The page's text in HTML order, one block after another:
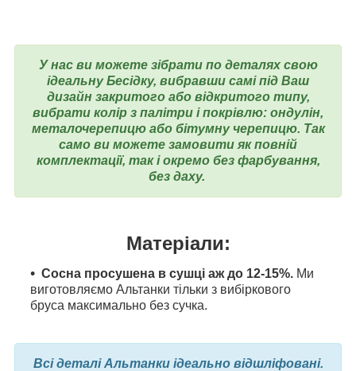
У нас ви можете зібрати по деталях свою
ідеальну Бесідку, вибравши самі під Ваш
дизайн закритого або відкритого типу,
вибрати колір з палітри і покрівлю: ондулін,
металочерепицю або бітумну черепицю. Так
само ви можете замовити як повній
комплектації, так і окремо без фарбування,
без даху.
Матеріали:
Сосна просушена в сушці аж до 12-15%. Ми
виготовляємо Альтанки тільки з вибіркового
бруса максимально без сучка.
Всі деталі Альтанки ідеально відшліфовані.